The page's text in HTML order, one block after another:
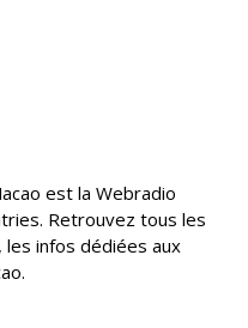
est la Webradio
Retrouvez tous les
infos dédiées aux